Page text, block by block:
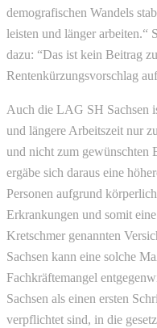
demografischen Wandels
leisten und länger arbeiten.“
dazu: “Das ist kein Beitrag
Rentenkürzungsvorschlag
Auch die LAG SH Sachsen
und längere Arbeitszeit nur
und nicht zum gewünschten
ergäbe sich daraus eine
Personen aufgrund
Erkrankungen und somit
Kretschmer genannten
Sachsen kann eine solche
Fachkräftemangel
Sachsen als einen ersten
verpflichtet sind, in die